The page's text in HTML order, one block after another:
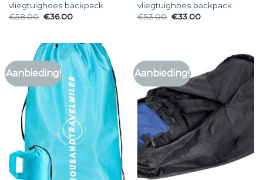
vliegtuighoes backpack
€58.00 €36.00
vliegtuighoes backpack
€53.00 €33.00
Aanbieding! Aanbieding!